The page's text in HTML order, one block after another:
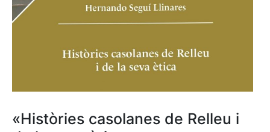
«Històries casolanes de Relleu i